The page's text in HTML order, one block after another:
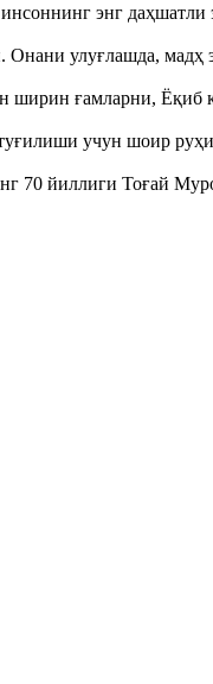
энг
Онани улуғлашда,
ширин ғамларни,
учун шоир
70 йиллиги Тоғай